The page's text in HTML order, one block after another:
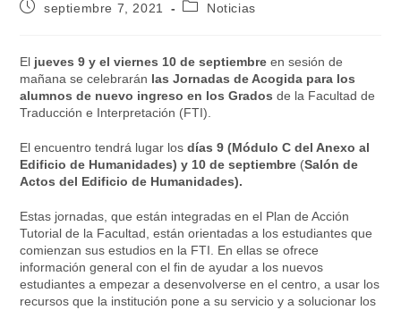
septiembre 7, 2021 Noticias
El jueves 9 y el viernes 10 de septiembre en sesión de
mañana se celebrarán las Jornadas de Acogida para los
alumnos de nuevo ingreso en los Grados de la Facultad de
Traducción e Interpretación (FTI).
El encuentro tendrá lugar losdías 9 (Módulo C del Anexo al
Edificio de Humanidades) y 10 de septiembre (Salón de
Actos del Edificio de Humanidades).
Estas jornadas, que están integradas en el Plan de Acción
Tutorial de la Facultad, están orientadas a los estudiantes que
comienzan sus estudios en la FTI. En ellas se ofrece
información general con el fin de ayudar a los nuevos
estudiantes a empezar a desenvolverse en el centro, a usar los
recursos que la institución pone a su servicio y a solucionar los